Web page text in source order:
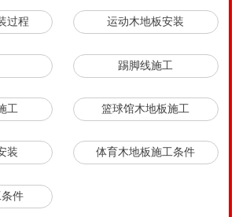
育实木体育馆木地板作为篮球场，其
以上。
使用年限过后都会出现起漆膜脱落等
，水渍或油污渗入后将无法恢复原本
，体育运动木地板翻新只须花费重装
费用就可使您的地板焕然一新。而且
翻新，不影响美观，而且更能体现体
过程 运动木地板安装
踢脚线施工
工 篮球馆木地板施工
装 体育木地板施工条件
件